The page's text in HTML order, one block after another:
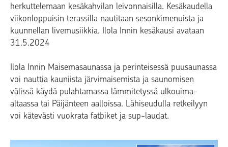
herkuttelemaan kesäkahvilan leivonnaisilla. Kesäkaudella
viikonloppuisin terassilla nautitaan sesonkimenuista ja
kuunnellan livemusiikkia. Ilola Innin kesäkausi avataan
31.5.2024
Ilola Innin Maisemasaunassa ja perinteisessä puusaunassa
voi nauttia kauniista järvimaisemista ja saunomisen
välissä käydä pulahtamassa lämmitetyssä ulkouima-
altaassa tai Päijänteen aalloissa. Lähiseudulla retkeilyyn
voi kätevästi vuokrata fatbiket ja sup-laudat.